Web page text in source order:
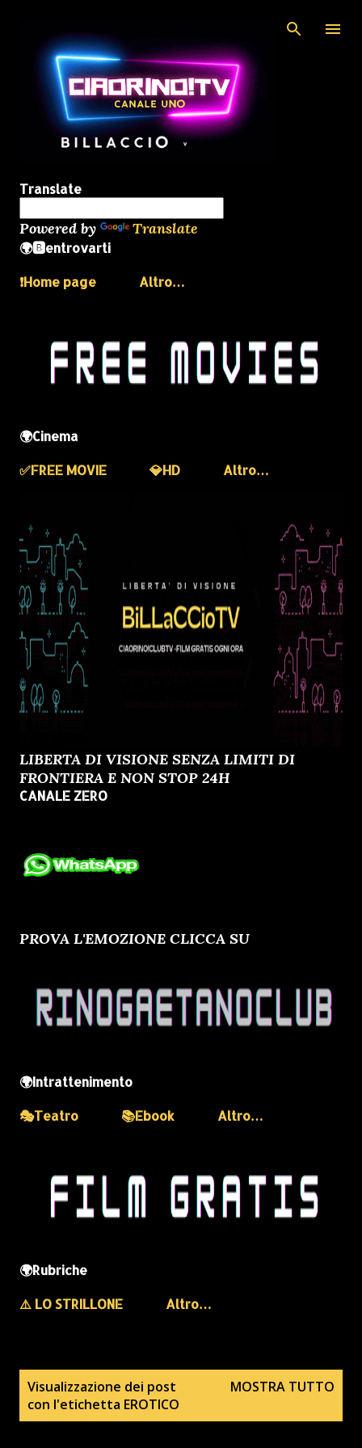
Translate
Powered by Translate
🌍🅱️entrovarti
❗️Home page
Altro…
🌍Cinema
✅️FREE MOVIE
💎HD Altro…
LIBERTA DI VISIONE SENZA LIMITI DI
FRONTIERA E NON STOP 24H
CANALE ZERO
PROVA L'EMOZIONE CLICCA SU
🌍Intrattenimento
🎭Teatro
📚Ebook Altro…
🌍Rubriche
⚠️ LO STRILLONE
Altro…
Visualizzazione dei post
con l'etichetta EROTICO
MOSTRA TUTTO